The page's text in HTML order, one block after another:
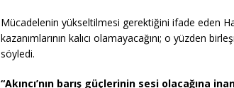
Mücadelenin yükseltilmesi gerektiğini ifade eden
kazanımlarının kalıcı olamayacağını; o yüzden
söyledi.
“Akıncı’nın barış güçlerinin sesi olacağına